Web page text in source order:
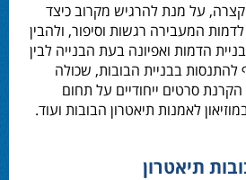
על מנת להרגיש מקרוב כיצד
המעבירה רגשות וסיפור, ולהבין
הדמות ואפיונה בעת הבנייה לבין
בבניית הבובות, שכולה
סרטים ייחודיים על תחום
לאמנות תיאטרון הבובות ועוד.
תיאטרון